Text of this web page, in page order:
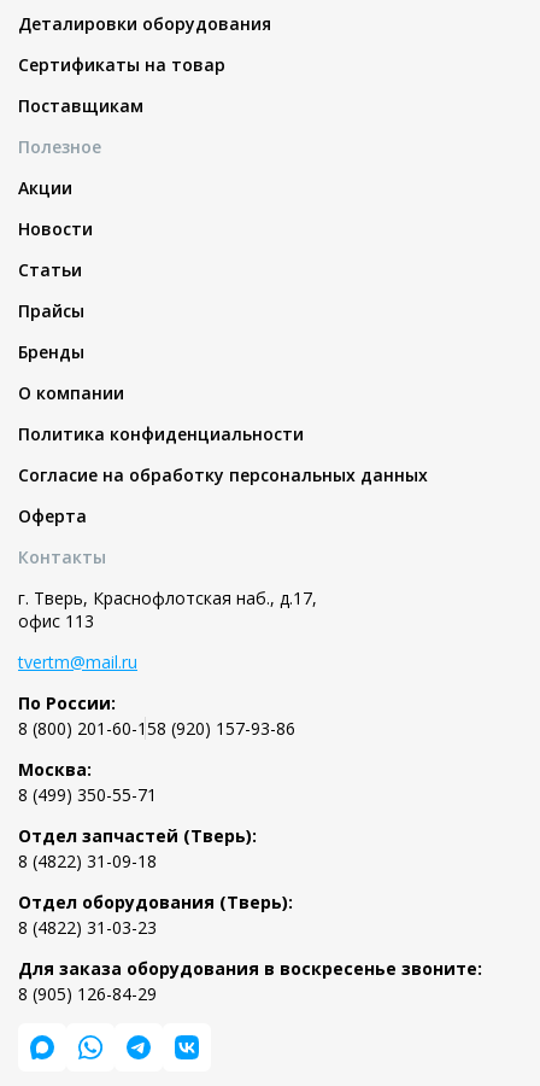
Деталировки оборудования
Сертификаты на товар
Поставщикам
Полезное
Акции
Новости
Статьи
Прайсы
Бренды
О компании
Политика конфиденциальности
Согласие на обработку персональных данных
Оферта
Контакты
г. Тверь, Краснофлотская наб., д.17,
офис 113
tvertm@mail.ru
По России:
8 (800) 201-60-158 (920) 157-93-86
Москва:
8 (499) 350-55-71
Отдел запчастей (Тверь):
8 (4822) 31-09-18
Отдел оборудования (Тверь):
8 (4822) 31-03-23
Для заказа оборудования в воскресенье звоните:
8 (905) 126-84-29